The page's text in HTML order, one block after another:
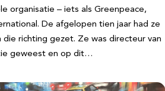
organisatie – iets als Greenpeace,
De afgelopen tien jaar had ze
die richting gezet. Ze was directeur van
geweest en op dit…